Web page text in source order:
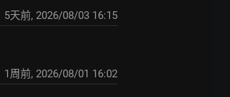
5天前, 2026/08/03 16:15
1周前, 2026/08/01 16:02